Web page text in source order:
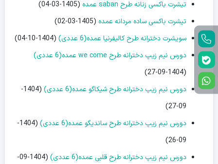
تیشرت باکسی زنانه طرح saban عمده
(1405-03-04)
تیشرت باکسی ساده مردانه عمده (1405-03-02)
سویشرت دخترانه طرح کالیفرنیا عمده(6 عددی)
(1404-10-04)
دورس نیم زیپ دخترانه طرح we come عمده(6 عددی)
(1404-09-27)
دورس نیم زیپ دخترانه طرح شیکاگو عمده(6 عددی)
(1404-
09-27)
دورس نیم زیپ دخترانه طرح ساندیگو عمده(6 عددی)
(1404-
09-26)
دورس نیم زیپ دخترانه طرح قلبی عمده(6 عددی)
(1404-09-